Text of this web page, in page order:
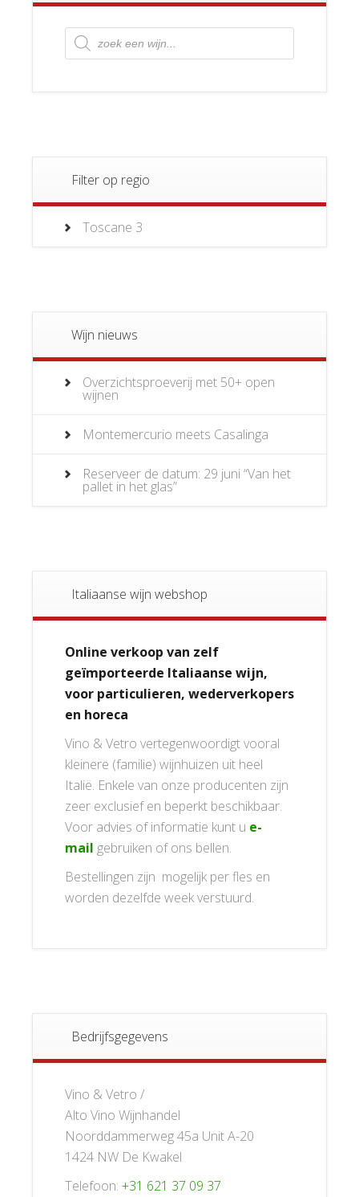
Producten
zoeken
Filter op regio
Toscane 3
Wijn nieuws
Overzichtsproeverij met 50+ open
wijnen
Montemercurio meets Casalinga
Reserveer de datum: 29 juni “Van het
pallet in het glas”
Italiaanse wijn webshop
Online verkoop van zelf
geïmporteerde Italiaanse wijn,
voor particulieren, wederverkopers
en horeca
Vino & Vetro vertegenwoordigt vooral
kleinere (familie) wijnhuizen uit heel
Italië. Enkele van onze producenten zijn
zeer exclusief en beperkt beschikbaar.
Voor advies of informatie kunt u e-
mail gebruiken of ons bellen.
Bestellingen zijn mogelijk per fles en
worden dezelfde week verstuurd.
Bedrijfsgegevens
Vino & Vetro /
Alto Vino Wijnhandel
Noorddammerweg 45a Unit A-20
1424 NW De Kwakel
Telefoon: +31 621 37 09 37